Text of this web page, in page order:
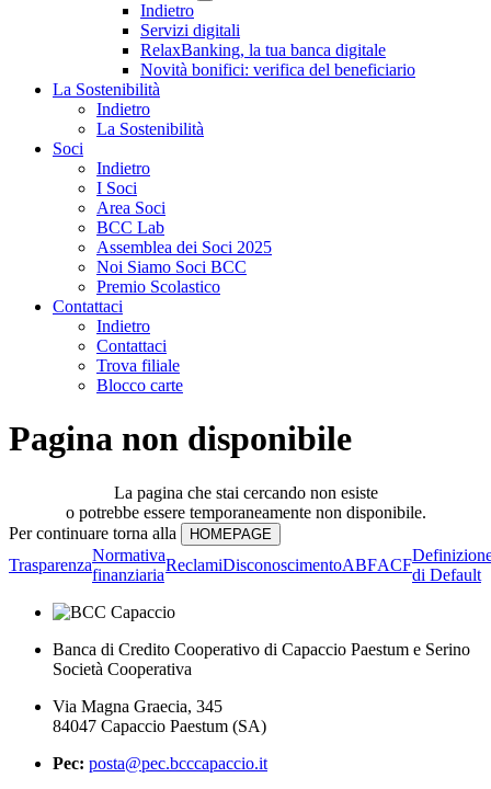
Indietro
Servizi digitali
RelaxBanking, la tua banca digitale
Novità bonifici: verifica del beneficiario
La Sostenibilità
Indietro
La Sostenibilità
Soci
Indietro
I Soci
Area Soci
BCC Lab
Assemblea dei Soci 2025
Noi Siamo Soci BCC
Premio Scolastico
Contattaci
Indietro
Contattaci
Trova filiale
Blocco carte
Pagina non disponibile
La pagina che stai cercando non esiste
o potrebbe essere temporaneamente non disponibile.
Per continuare torna alla
Trasparenza
Normativa
finanziaria
ReclamiDisconoscimentoABFACF
di Default
Banca di Credito Cooperativo di Capaccio Paestum e Serino
Società Cooperativa
Via Magna Graecia, 345
84047 Capaccio Paestum (SA)
Pec: posta@pec.bcccapaccio.it